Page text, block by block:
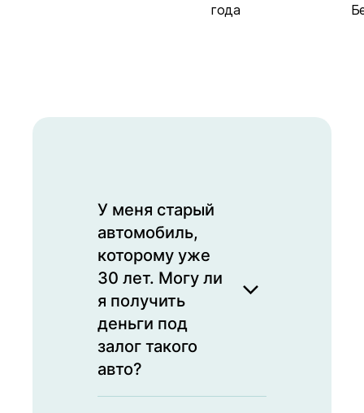
года
У меня старый
автомобиль,
которому уже
30 лет. Могу ли
я получить
деньги под
залог такого
авто?